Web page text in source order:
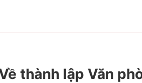
thành lập Văn